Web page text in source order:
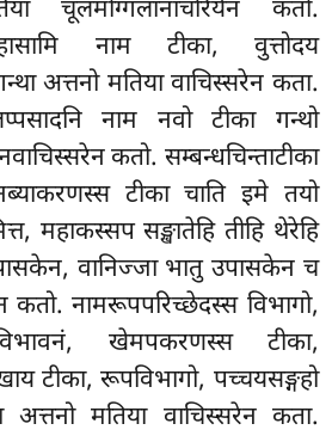
चूलमोग्गलानाचरियेन कतो.
नाम टीका, वुत्तोदय
अत्तनो मतिया वाचिस्सरेन कता.
नाम नवो टीका गन्थो
कतो. सम्बन्धचिन्ताटीका
टीका चाति इमे तयो
महाकस्सप सङ्खातेहि तीहि थेरेहि
वानिज्जा भातु उपासकेन च
कतो. नामरूपपरिच्छेदस्स विभागो,
खेमपकरणस्स टीका,
टीका, रूपविभागो, पच्चयसङ्गहो
मतिया वाचिस्सरेन कता.